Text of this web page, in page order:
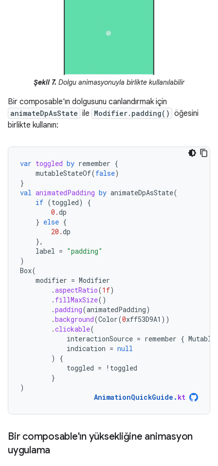
Şekil 7. Dolgu animasyonuyla birlikte kullanılabilir
Bir composable'ın dolgusunu canlandırmak için
animateDpAsState ile Modifier.padding() öğesini
birlikte kullanın:
var toggled by remember {
mutableStateOf(false)
}
val animatedPadding by animateDpAsState(
if (toggled)
{
0.dp
} else {
20.dp
},
label = "padding"
)
Box(
modifier = Modifier
.aspectRatio(1f)
. fillMaxSize()
.padding(animatedPadding)
.background(Color(0xff53D9A1 ))
.clickable(
interactionSource = remember {
indication = null
)
{
toggled = ! toggled
}
)
AnimationQuickGuide . kt
Bir composable'ın yüksekliğine animasyon
uygulama